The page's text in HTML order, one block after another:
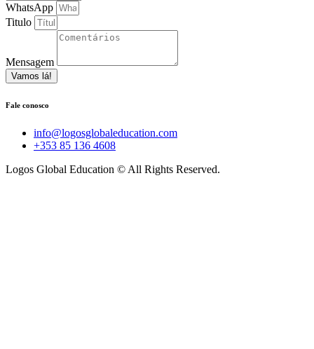
WhatsApp
Titulo
Mensagem
Vamos lá!
Fale conosco
info@logosglobaleducation.com
+353 85 136 4608
Logos Global Education © All Rights Reserved.